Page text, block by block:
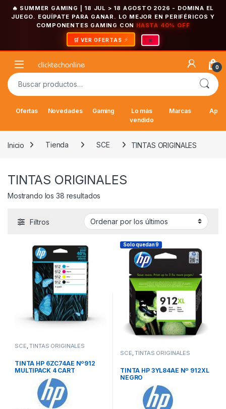
🔥 SUMMER GAMING | 18 JUL > 18 AGOSTO 2026 - DOMINA EL
JUEGO. EQUÍPATE PARA GANAR. LO MEJOR EN PERIFÉRICOS Y
COMPONENTES GAMING CON HASTA 40% OFF
🛒 VER OFERTAS ×
Open 0
Buscar por:
Ofertas Novedades Gaming
Lo más
vendido
Marcas
Inicio Tienda SCE TINTAS ORIGINALES
TINTAS ORIGINALES
Mostrando los 38 resultados
Filtros
SCE ,TINTAS ORIGINALES
TINTA HP 6ZC74AE Nº912
MULTIPACK 4 CART
Solo quedan 9
SCE ,TINTAS ORIGINALES
TINTA HP 3YL84AE Nº 912XL
NEGRO